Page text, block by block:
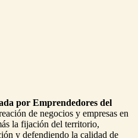
por Emprendedores del
de negocios y empresas en
la fijación del territorio,
y defendiendo la calidad de